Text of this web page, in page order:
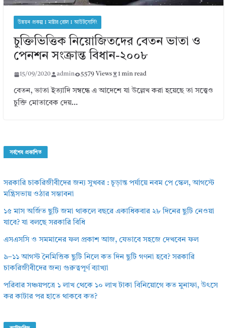
উন্নয়ন প্রকল্প I মাষ্টার রোল I আউটসোর্সিং
চুক্তিভিত্তিক নিয়োজিতদের বেতন ভাতা ও
পেনশন সংক্রান্ত বিধান-২০০৮
15/09/2020 admin 5579 Views 1 min read
বেতন, ভাতা ইত্যাদি সম্বন্ধে এ আদেশে যা উল্লেখ করা হয়েছে তা সত্ত্বেও
চুক্তি মোতাবেক দেয়…
সর্বশেষ প্রকাশিত
সরকারি চাকরিজীবীদের জন্য সুখবর : চূড়ান্ত পর্যায়ে নবম পে স্কেল, আগস্টে
মন্ত্রিসভায় ওঠার সম্ভাবনা
১৫ মাস অর্জিত ছুটি জমা থাকলে বছরে একাধিকবার ২৮ দিনের ছুটি নেওয়া
যাবে? যা বলছে সরকারি বিধি
এসএসসি ও সমমানের ফল প্রকাশ আজ, যেভাবে সহজে দেখবেন ফল
৯–১১ আগস্ট নৈমিত্তিক ছুটি নিলে কত দিন ছুটি গণনা হবে? সরকারি
চাকরিজীবীদের জন্য গুরুত্বপূর্ণ ব্যাখ্যা
পরিবার সঞ্চয়পত্রে ১ লাখ থেকে ১০ লাখ টাকা বিনিয়োগে কত মুনাফা, উৎসে
কর কাটার পর হাতে থাকবে কত?